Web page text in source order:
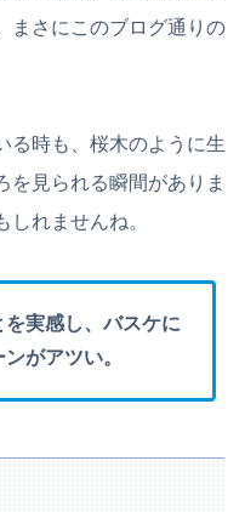
まさにこのブログ通りの
る時も、桜木のように生
を見られる瞬間がありま
れませんね。
実感し、バスケに
がアツい。